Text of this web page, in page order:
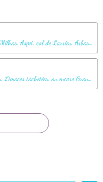
Ma sortie vélo du 07/09/2025 : Lartigau, Milhas, Aspet, col de Larrieu, Arbas, Planot de Loubat, et retour par la même route.
Amours de Limaces léopards, Limaces tigrées, Limaces tachetées, ou encore Grandes loches grises, Leopard Slug (Limax maximus) - Lartigau - Milhas - 31